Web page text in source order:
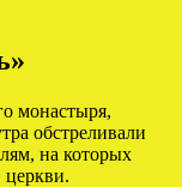
монастыря,
обстреливали
на которых
церкви.